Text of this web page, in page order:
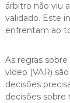
árbitro não viu
validado. Este
enfrentam ao
As regras
vídeo (VAR)
decisões
decisões